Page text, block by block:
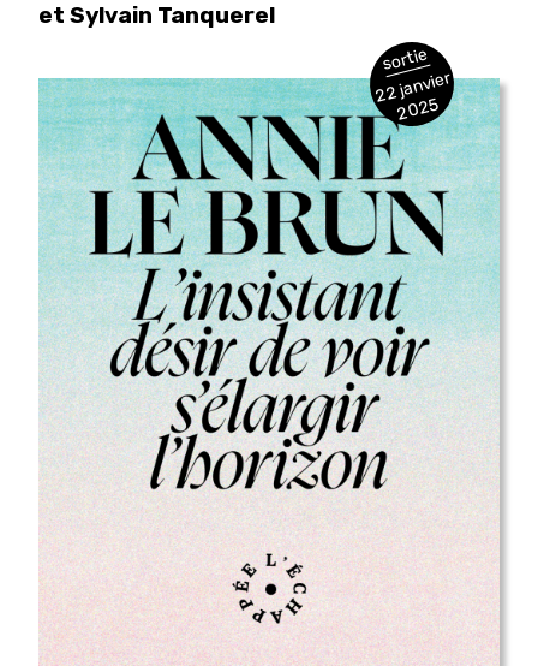
et Sylvain Tanquerel
sortie
22 janvier
2025